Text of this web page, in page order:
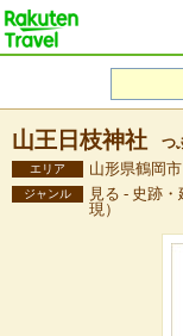
山王日枝神社 つ
エリア 山形県鶴岡市
ジャンル
見る - 史跡
現）